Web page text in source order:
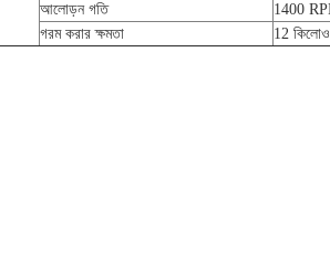
আলোড়ন গতি
1400
গরম করার ক্ষমতা
12